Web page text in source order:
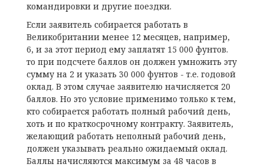
командировки и другие поездки.
Если заявитель собирается работать в
Великобритании менее 12 месяцев, например,
6, и за этот период ему заплатят 15 000 фунтов.
то при подсчете баллов он должен умножить эту
сумму на 2 и указать 30 000 фунтов - т.е. годовой
оклад. В этом случае заявителю начисляется 20
баллов. Но это условие применимо только к тем,
кто собирается работать полный рабочий день,
хоть и по краткосрочному контракту. Заявитель,
желающий работать неполный рабочий день,
должен указывать реально ожидаемый оклад.
Баллы начисляются максимум за 48 часов в